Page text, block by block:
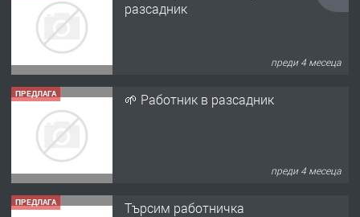
разсадник
преди 4 месеца
ПРЕДЛАГА 🌱 Работник в разсадник
преди 4 месеца
ПРЕДЛАГА Търсим работничка